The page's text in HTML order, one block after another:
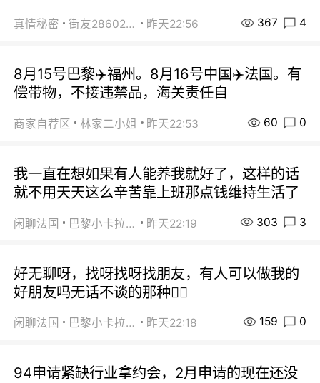
真情秘密 街友28602925 昨天22:56 367 4
8月15号巴黎✈️福州。8月16号中国✈️法国。有
偿带物，不接违禁品，海关责任自
商家自荐区 林家二小姐 昨天22:53 60 0
我一直在想如果有人能养我就好了，这样的话
就不用天天这么辛苦靠上班那点钱维持生活了
闲聊法国 巴黎小卡拉咪 昨天22:19 303 3
好无聊呀，找呀找呀找朋友，有人可以做我的
好朋友吗无话不谈的那种😮‍💨
闲聊法国 巴黎小卡拉咪 昨天22:18 159 0
94申请紧缺行业拿约会，2月申请的现在还没